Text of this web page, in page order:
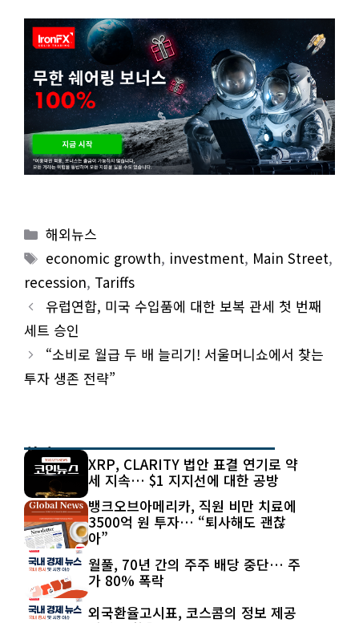
Categories
해외뉴스
Tags
economic growth, investment, Main Street,
recession, Tariffs
유럽연합, 미국 수입품에 대한 보복 관세 첫 번째
세트 승인
“소비로 월급 두 배 늘리기! 서울머니쇼에서 찾는
투자 생존 전략”
최신 글
XRP, CLARITY 법안 표결 연기로 약
세 지속… $1 지지선에 대한 공방
뱅크오브아메리카, 직원 비만 치료에
3500억 원 투자… “퇴사해도 괜찮
아”
월풀, 70년 간의 주주 배당 중단… 주
가 80% 폭락
외국환율고시표, 코스콤의 정보 제공